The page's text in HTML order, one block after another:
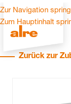
Zur Navigation
Zum Hauptinhalt
Zurück zur